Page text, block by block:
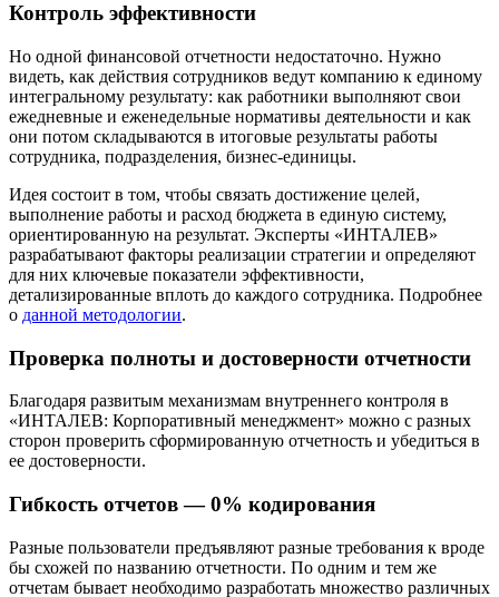
Контроль эффективности
Но одной финансовой отчетности недостаточно. Нужно
видеть, как действия сотрудников ведут компанию к единому
интегральному результату: как работники выполняют свои
ежедневные и еженедельные нормативы деятельности и как
они потом складываются в итоговые результаты работы
сотрудника, подразделения, бизнес-единицы.
Идея состоит в том, чтобы связать достижение целей,
выполнение работы и расход бюджета в единую систему,
ориентированную на результат. Эксперты «ИНТАЛЕВ»
разрабатывают факторы реализации стратегии и определяют
для них ключевые показатели эффективности,
детализированные вплоть до каждого сотрудника. Подробнее
о данной методологии.
Проверка полноты и достоверности отчетности
Благодаря развитым механизмам внутреннего контроля в
«ИНТАЛЕВ: Корпоративный менеджмент» можно с разных
сторон проверить сформированную отчетность и убедиться в
ее достоверности.
Гибкость отчетов — 0% кодирования
Разные пользователи предъявляют разные требования к вроде
бы схожей по названию отчетности. По одним и тем же
отчетам бывает необходимо разработать множество различных